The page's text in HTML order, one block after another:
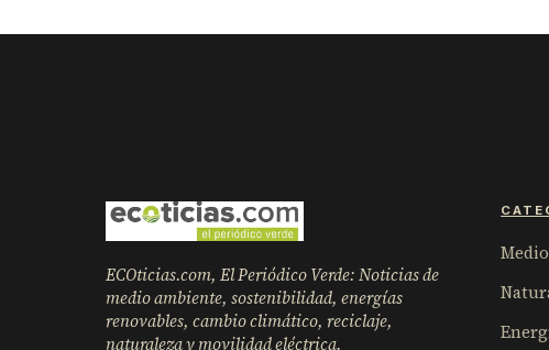
ECOticias.com, El Periódico Verde: Noticias de
medio ambiente, sostenibilidad, energías
renovables, cambio climático, reciclaje,
naturaleza y movilidad eléctrica.